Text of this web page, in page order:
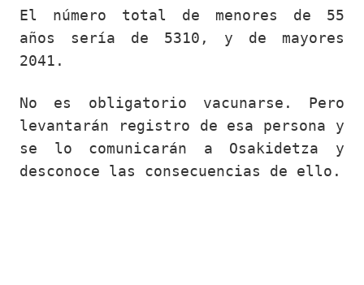
El número total de menores de 55
años sería de 5310, y de mayores
2041.
No es obligatorio vacunarse. Pero
levantarán registro de esa persona y
se lo comunicarán a Osakidetza y
desconoce las consecuencias de ello.